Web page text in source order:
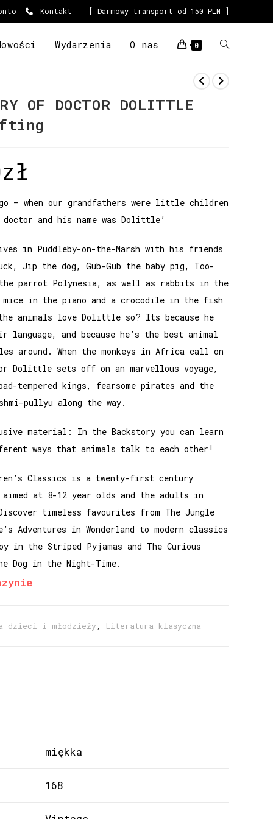
Kontakt [ Darmowy transport od 150 PLN ]
Wydarzenia O nas 0
OF DOCTOR DOLITTLE
zł
– when our grandfathers were little children
and his name was Dolittle’
in Puddleby-on-the-Marsh with his friends
Jip the dog, Gub-Gub the baby pig, Too-
parrot Polynesia, as well as rabbits in the
in the piano and a crocodile in the fish
the animals love Dolittle so? Its because he
language, and because he’s the best animal
around. When the monkeys in Africa call on
Dolittle sets off on an marvellous voyage,
tempered kings, fearsome pirates and the
pullyu along the way.
material: In the Backstory you can learn
ways that animals talk to each other!
Classics is a twenty-first century
at 8-12 year olds and the adults in
timeless favourites from The Jungle
Adventures in Wonderland to modern classics
in the Striped Pyjamas and The Curious
Dog in the Night-Time.
dzieci i młodzieży , Literatura klasyczna
miękka
168